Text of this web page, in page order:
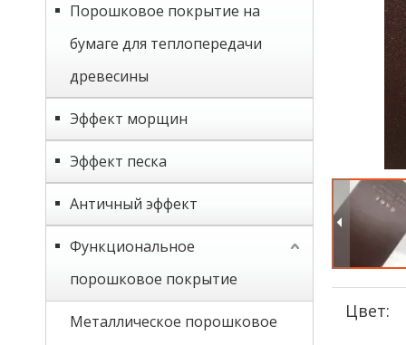
Порошковое покрытие на
бумаге для теплопередачи
древесины
Эффект морщин
Эффект песка
Античный эффект
Функциональное
порошковое покрытие
Металлическое порошковое
Цвет: